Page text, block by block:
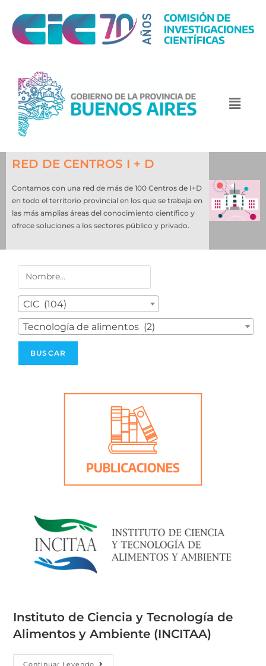
RED DE CENTROS I + D
Contamos con una red de más de 100 Centros de I+D
en todo el territorio provincial en los que se trabaja en
las más amplias áreas del conocimiento científico y
ofrece soluciones a los sectores público y privado.
CIC (104)
Tecnología de alimentos (2)
Instituto de Ciencia y Tecnología de
Alimentos y Ambiente (INCITAA)
Continuar Leyendo